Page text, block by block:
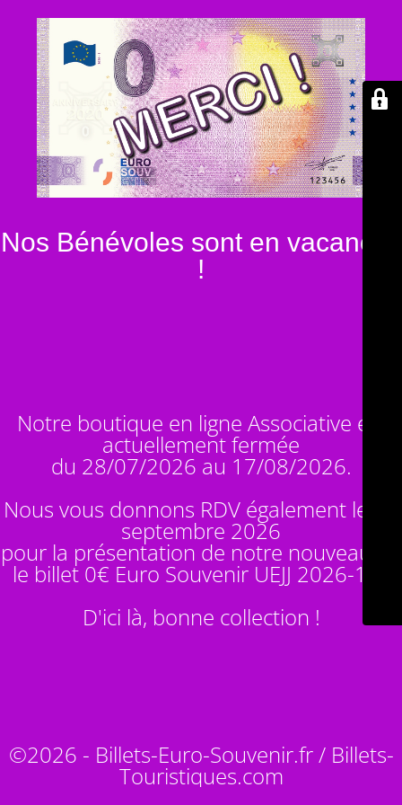
Nos Bénévoles sont en vacances
!
Notre boutique en ligne Associative est
actuellement fermée
du 28/07/2026 au 17/08/2026.
Nous vous donnons RDV également le 14
septembre 2026
pour la présentation de notre nouveauté :
le billet 0€ Euro Souvenir UEJJ 2026-10
D'ici là, bonne collection !
©2026 - Billets-Euro-Souvenir.fr / Billets-
Touristiques.com